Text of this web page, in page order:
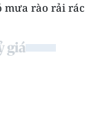
mưa rào rải rác
giá